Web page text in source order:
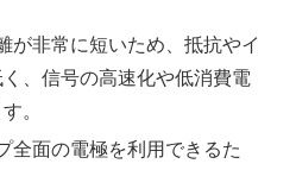
が非常に短いため、抵抗やイ
、信号の高速化や低消費電
。
全面の電極を利用できるた